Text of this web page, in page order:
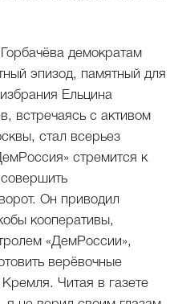
демократам
эпизод, памятный для
Ельцина
встречаясь с активом
стал всерьез
стремится к
Он приводил
кооперативы,
«ДемРоссии»,
верёвочные
Читая в газете